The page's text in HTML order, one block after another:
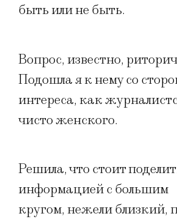
быть или не быть.
Вопрос, известно,
Подошла я к нему со
интереса, как
чисто женского.
Решила, что стоит
информацией с большим
кругом, нежели близкий,